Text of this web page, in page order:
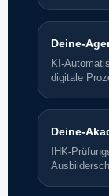
Deine-
KI-
digitale
Deine-
IHK-